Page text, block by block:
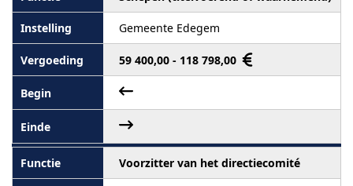
Gemeente Edegem
59 400,00 - 118 798,00
Voorzitter van het directiecomité